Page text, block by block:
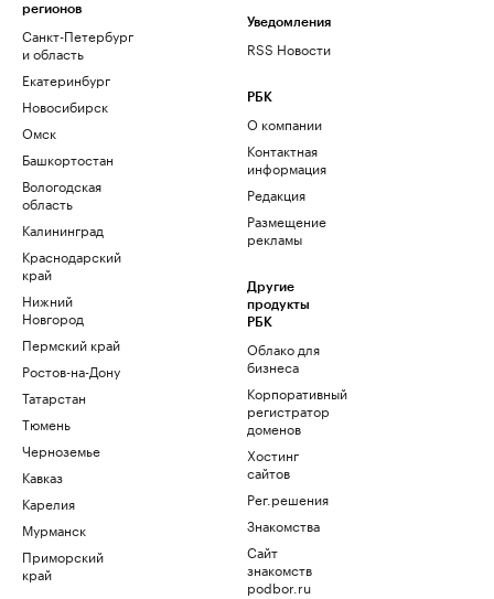
регионов
Санкт-Петербург
и область
Екатеринбург
Новосибирск
Омск
Башкортостан
Вологодская
область
Калининград
Краснодарский
край
Нижний
Новгород
Пермский край
Ростов-на-Дону
Татарстан
Тюмень
Черноземье
Кавказ
Карелия
Мурманск
Приморский
край
Уведомления
RSS Новости
РБК
О компании
Контактная
информация
Редакция
Размещение
рекламы
Другие
продукты
РБК
Облако для
бизнеса
Корпоративный
регистратор
доменов
Хостинг
сайтов
Рег.решения
Знакомства
Сайт
знакомств
podbor.ru